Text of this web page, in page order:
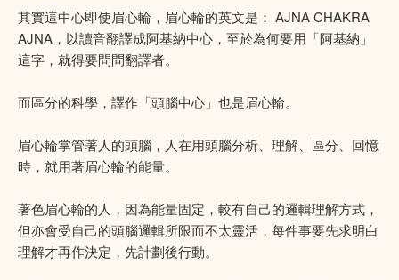
其實這中心即使眉心輪，眉心輪的英文是： AJNA CHAKRA
AJNA，以讀音翻譯成阿基納中心，至於為何要用「阿基納」
這字，就得要問問翻譯者。
而區分的科學，譯作「頭腦中心」也是眉心輪。
眉心輪掌管著人的頭腦，人在用頭腦分析、理解、區分、回憶
時，就用著眉心輪的能量。
著色眉心輪的人，因為能量固定，較有自己的邏輯理解方式，
但亦會受自己的頭腦邏輯所限而不太靈活，每件事要先求明白
理解才再作決定，先計劃後行動。